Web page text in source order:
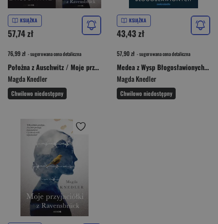
KSIĄŻKA
57,74 zł
76,99 zł - sugerowana cena detaliczna
Położna z Auschwitz / Moje przyjaciółki z Ravensbruck Pakiet
Magda Knedler
Chwilowo niedostępny
KSIĄŻKA
43,43 zł
57,90 zł - sugerowana cena detaliczna
Medea z Wysp Błogosławionych Wielkie Litery
Magda Knedler
Chwilowo niedostępny